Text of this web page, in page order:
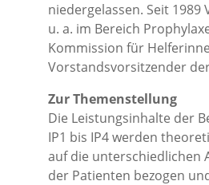
niedergelassen. Seit
u. a. im Bereich
Kommission für
Vorstandsvorsitzender
Zur Themenstellung
Die Leistungsinhalte der
IP1 bis IP4 werden
auf die unterschiedlichen
der Patienten bezogen